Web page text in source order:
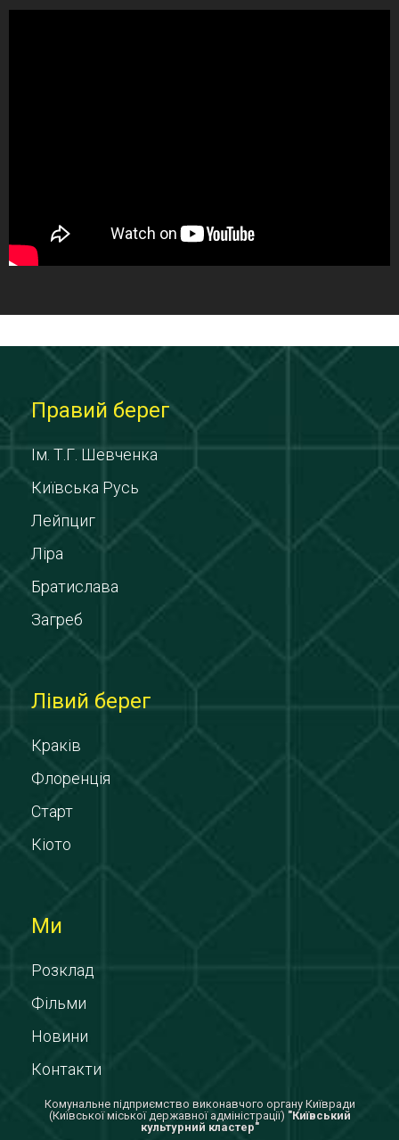
Правий берег
Ім. Т.Г. Шевченка
Київська Русь
Лейпциг
Ліра
Братислава
Загреб
Лівий берег
Краків
Флоренція
Старт
Кіото
Ми
Розклад
Фільми
Новини
Контакти
Комунальне підприємство виконавчого органу Київради
(Київської міської державної адміністрації) "Київський
культурний кластер"